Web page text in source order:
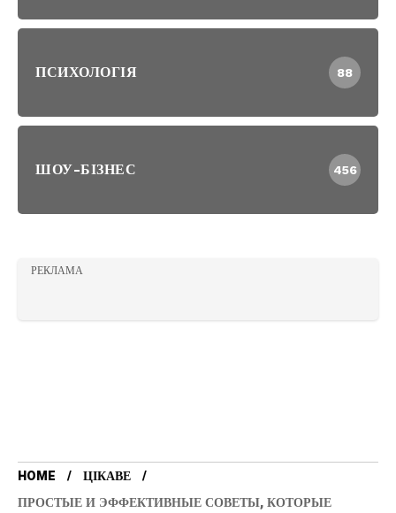
ПСИХОЛОГІЯ 88
ШОУ-БІЗНЕС 456
РЕКЛАМА
HOME
ЦІКАВЕ
ПРОСТЫЕ И ЭФФЕКТИВНЫЕ СОВЕТЫ, КОТОРЫЕ